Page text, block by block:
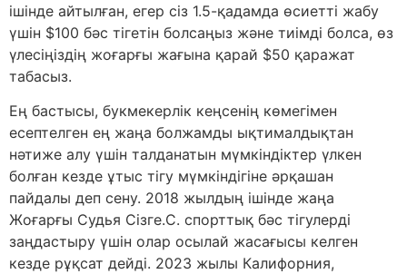
ішінде айтылған, егер сіз 1.5-қадамда өсиетті жабу
үшін $100 бәс тігетін болсаңыз және тиімді болса, өз
үлесіңіздің жоғарғы жағына қарай $50 қаражат
табасыз.
Ең бастысы, букмекерлік кеңсенің көмегімен
есептелген ең жаңа болжамды ықтималдықтан
нәтиже алу үшін талданатын мүмкіндіктер үлкен
болған кезде ұтыс тігу мүмкіндігіне әрқашан
пайдалы деп сену. 2018 жылдың ішінде жаңа
Жоғарғы Судья Сізге.С. спорттық бәс тігулерді
заңдастыру үшін олар осылай жасағысы келген
кезде рұқсат дейді. 2023 жылы Калифорния,